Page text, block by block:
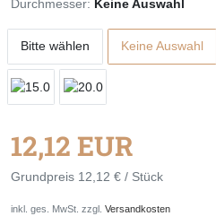
Durchmesser: Keine Auswahl
Bitte wählen Keine Auswahl
12,12 EUR
Grundpreis 12,12 € / Stück
inkl. ges. MwSt. zzgl. Versandkosten